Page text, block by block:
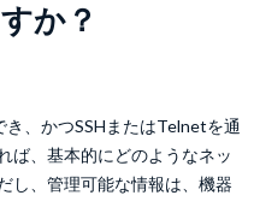
か？
、かつSSHまたはTelnetを通
ば、基本的にどのようなネッ
し、管理可能な情報は、機器